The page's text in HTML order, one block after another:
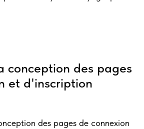
conception des pages
et d'inscription
des pages de connexion